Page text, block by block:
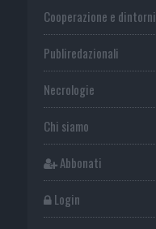
Cooperazione e dintorni
Publiredazionali
Necrologie
Chi siamo
Abbonati
Login